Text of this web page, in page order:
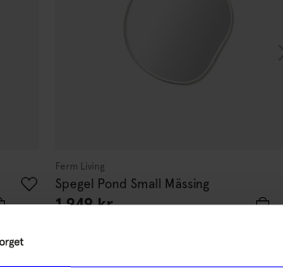
Ferm Living
Spegel Pond Small Mässing
1 949kr